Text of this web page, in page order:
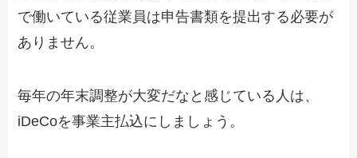
で働いている従業員は申告書類を提出する必要が
ありません。
毎年の年末調整が大変だなと感じている人は、
iDeCoを事業主払込にしましょう。